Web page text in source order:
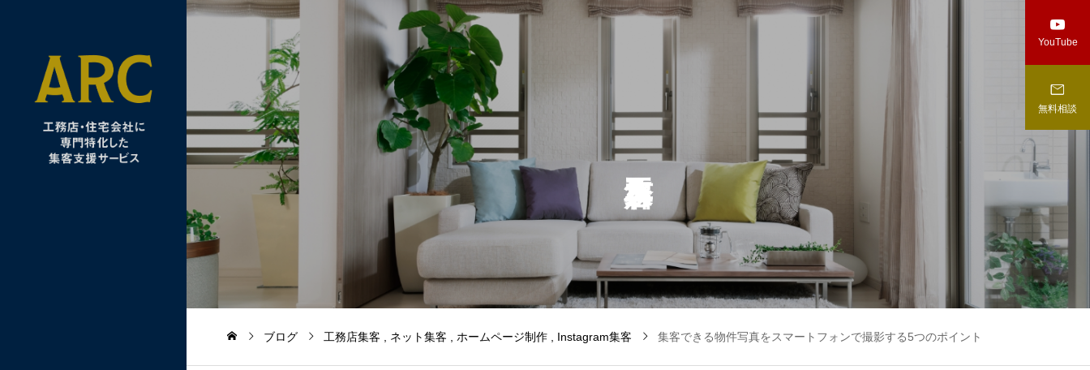

YouTube

無料相談
ブログ 工務店集客 ネット集客 ホームページ制作 Instagram集客 集客できる物件写真をスマートフォンで撮影する5つのポイント